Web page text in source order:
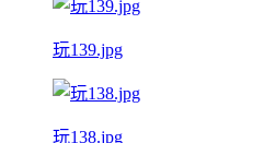
玩139.jpg
玩138.jpg